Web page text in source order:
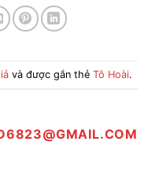
và được gắn thẻ Tô Hoài.